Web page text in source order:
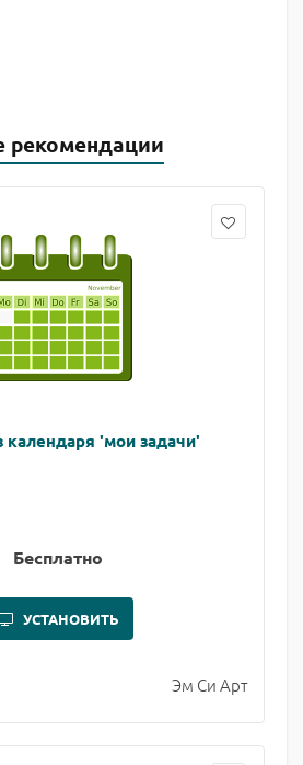
рекомендации
календаря 'мои задачи'
Бесплатно
УСТАНОВИТЬ
Эм Си Арт